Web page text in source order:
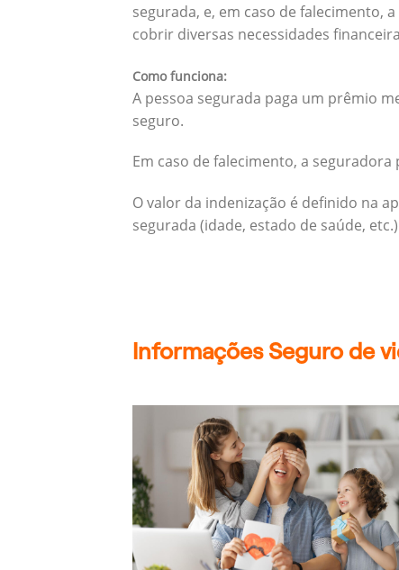
segurada, e, em caso de falecimento,
cobrir diversas necessidades
Como funciona:
A pessoa segurada paga um prêmio
seguro.
Em caso de falecimento, a
O valor da indenização é definido na
segurada (idade, estado de saúde,
Informações Seguro de